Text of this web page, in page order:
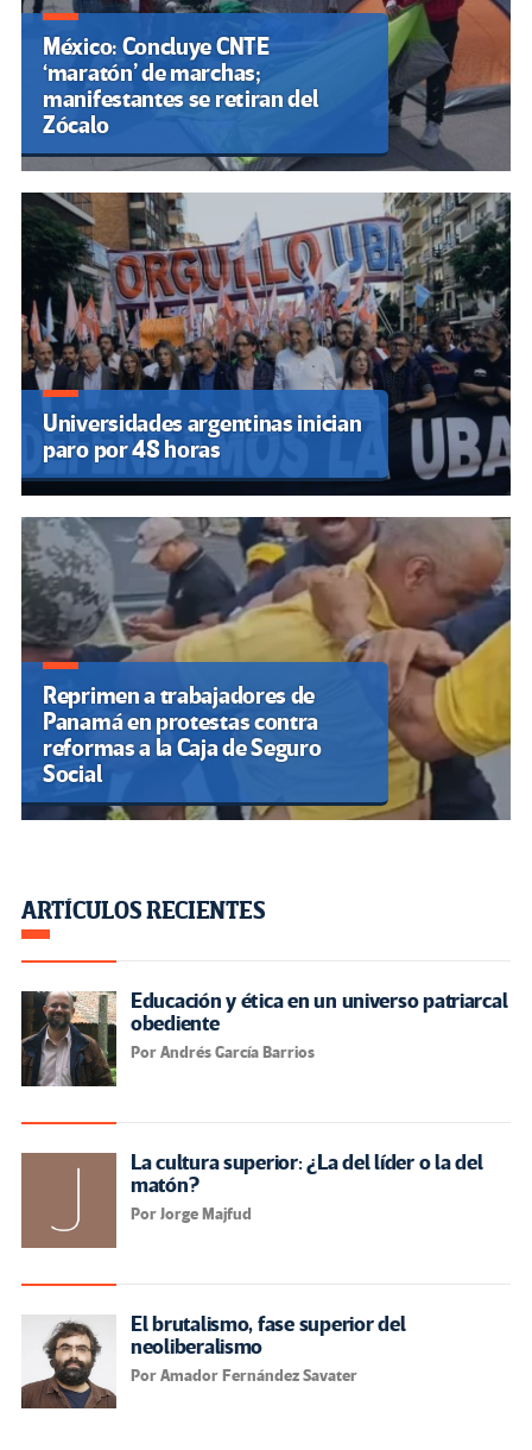
México: Concluye CNTE
‘maratón’ de marchas;
manifestantes se retiran del
Zócalo
Universidades argentinas inician
paro por 48 horas
Reprimen a trabajadores de
Panamá en protestas contra
reformas a la Caja de Seguro
Social
ARTÍCULOS RECIENTES
Educación y ética en un universo patriarcal
obediente
Por Andrés García Barrios
La cultura superior: ¿La del líder o la del
matón?
Por Jorge Majfud
El brutalismo, fase superior del
neoliberalismo
Por Amador Fernández Savater